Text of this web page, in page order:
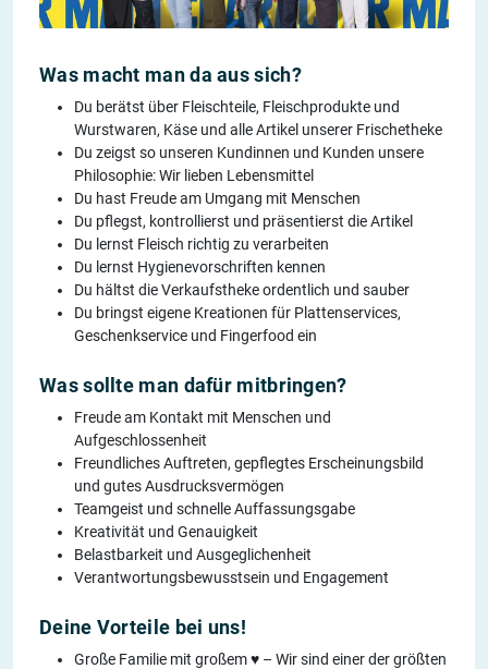
Was macht man da aus sich?
Du berätst über Fleischteile, Fleischprodukte und
Wurstwaren, Käse und alle Artikel unserer Frischetheke
Du zeigst so unseren Kundinnen und Kunden unsere
Philosophie: Wir lieben Lebensmittel
Du hast Freude am Umgang mit Menschen
Du pflegst, kontrollierst und präsentierst die Artikel
Du lernst Fleisch richtig zu verarbeiten
Du lernst Hygienevorschriften kennen
Du hältst die Verkaufstheke ordentlich und sauber
Du bringst eigene Kreationen für Plattenservices,
Geschenkservice und Fingerfood ein
Was sollte man dafür mitbringen?
Freude am Kontakt mit Menschen und
Aufgeschlossenheit
Freundliches Auftreten, gepflegtes Erscheinungsbild
und gutes Ausdrucksvermögen
Teamgeist und schnelle Auffassungsgabe
Kreativität und Genauigkeit
Belastbarkeit und Ausgeglichenheit
Verantwortungsbewusstsein und Engagement
Deine Vorteile bei uns!
Große Familie mit großem ♥ – Wir sind einer der größten